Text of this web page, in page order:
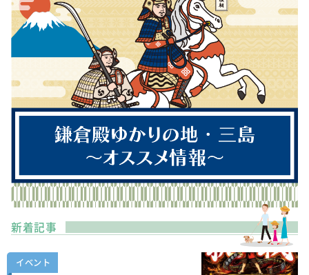
新着記事
イベント